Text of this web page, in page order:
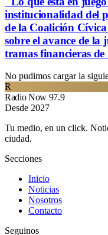
institucionalidad del
de la Coalición
sobre el avance de la
tramas financieras
No pudimos cargar la
R
Radio Now 97.9
Desde 2027
Tu medio, en un click.
ciudad.
Secciones
Inicio
Noticias
Nosotros
Contacto
Seguinos